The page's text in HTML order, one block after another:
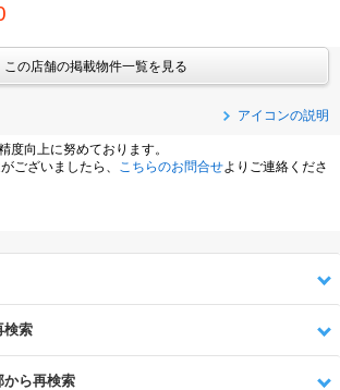
この店舗の掲載物件一覧を見る
アイコンの説明
度向上に努めております。
ございましたら、
こちらのお問合せよりご連絡くださ
検索
から再検索